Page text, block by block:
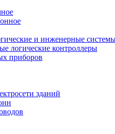
и инженерные
логические контроллеры
приборов
зданий